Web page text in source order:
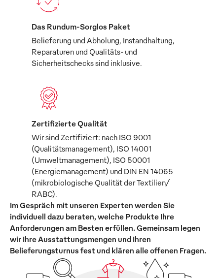
Das Rundum-Sorglos Paket
Belieferung und Abholung, Instandhaltung,
Reparaturen und Qualitäts- und
Sicherheitschecks sind inklusive.
Zertifizierte Qualität
Wir sind Zertifiziert: nach ISO 9001
(Qualitätsmanagement), ISO 14001
(Umweltmanagement), ISO 50001
(Energiemanagement) und DIN EN 14065
(mikrobiologische Qualität der Textilien/
RABC).
Im Gespräch mit unseren Experten werden Sie
individuell dazu beraten, welche Produkte Ihre
Anforderungen am Besten erfüllen. Gemeinsam legen
wir Ihre Ausstattungsmengen und Ihren
Belieferungsturnus fest und klären alle offenen Fragen.